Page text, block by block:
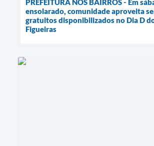
PREFEITURA NOS BAIRROS - Em
ensolarado, comunidade aproveita
gratuitos disponibilizados no Dia D
Figueiras